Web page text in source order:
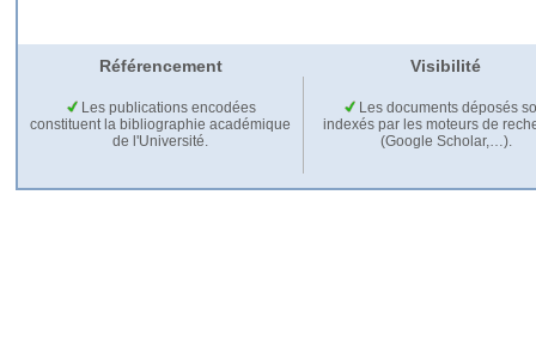
Référencement Visibilité
Les publications encodées
constituent la bibliographie académique
de l'Université.
Les documents déposés
indexés par les moteurs de
(Google Scholar,…).